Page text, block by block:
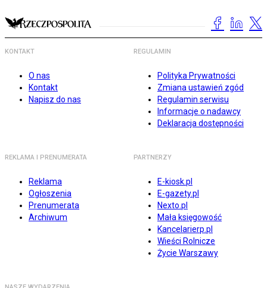
KONTAKT
O nas
Kontakt
Napisz do nas
REGULAMIN
Polityka Prywatności
Zmiana ustawień zgód
Regulamin serwisu
Informacje o nadawcy
Deklaracja dostępności
REKLAMA I PRENUMERATA
Reklama
Ogłoszenia
Prenumerata
Archiwum
PARTNERZY
E-kiosk.pl
E-gazety.pl
Nexto.pl
Mała księgowość
Kancelarierp.pl
Wieści Rolnicze
Życie Warszawy